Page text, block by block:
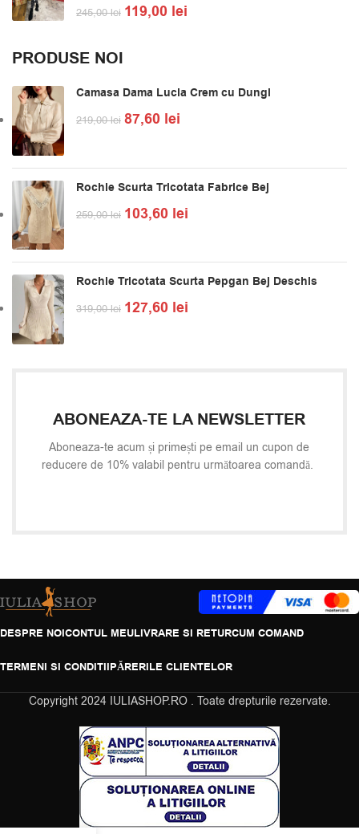
245,00lei 119,00 lei
PRODUSE NOI
Camasa Dama Lucia Crem cu Dungi
219,00lei 87,60 lei
Rochie Scurta Tricotata Fabrice Bej
259,00lei 103,60 lei
Rochie Tricotata Scurta Pepgan Bej Deschis
319,00lei 127,60 lei
ABONEAZA-TE LA NEWSLETTER
Aboneaza-te acum și primești pe email un cupon de
reducere de 10% valabil pentru următoarea comandă.
DESPRE NOICONTUL MEULIVRARE SI RETURCUM COMAND
TERMENI SI CONDITIIPĂRERILE CLIENTELOR
Copyright 2024 IULIASHOP.RO . Toate drepturile rezervate.